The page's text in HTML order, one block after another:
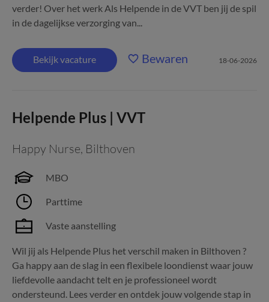
verder! Over het werk Als Helpende in de VVT ben jij de spil
in de dagelijkse verzorging van...
Bekijk vacature Bewaren 18-06-2026
Helpende Plus | VVT
Happy Nurse, Bilthoven
MBO
Parttime
Vaste aanstelling
Wil jij als Helpende Plus het verschil maken in Bilthoven ?
Ga happy aan de slag in een flexibele loondienst waar jouw
liefdevolle aandacht telt en je professioneel wordt
ondersteund. Lees verder en ontdek jouw volgende stap in